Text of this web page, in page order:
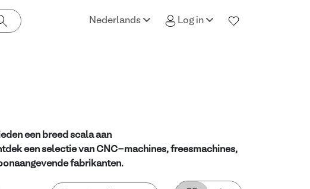
Nederlands Log in
een breed scala aan
een selectie van CNC-machines, freesmachines,
fabrikanten.